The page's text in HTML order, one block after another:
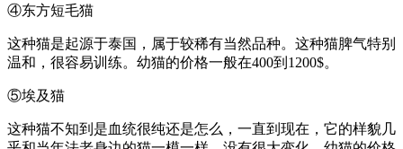
④东方短毛猫
这种猫是起源于泰国，属于较稀有当然品种。这种猫脾气特别
温和，很容易训练。幼猫的价格一般在400到1200$。
⑤埃及猫
这种猫不知到是血统很纯还是怎么，一直到现在，它的样貌几